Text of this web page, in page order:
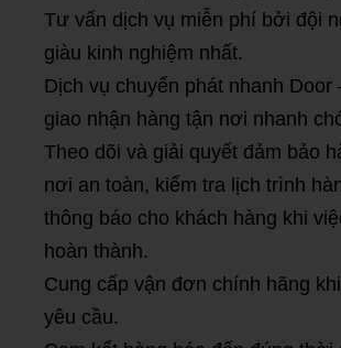
Tư vấn dịch vụ miễn phí bởi đội
giàu kinh nghiệm nhất.
Dịch vụ chuyển phát nhanh Door
giao nhận hàng tận nơi nhanh
Theo dõi và giải quyết đảm bảo
nơi an toàn, kiểm tra lịch trình
thông báo cho khách hàng khi
hoàn thành.
Cung cấp vận đơn chính hãng
yêu cầu.